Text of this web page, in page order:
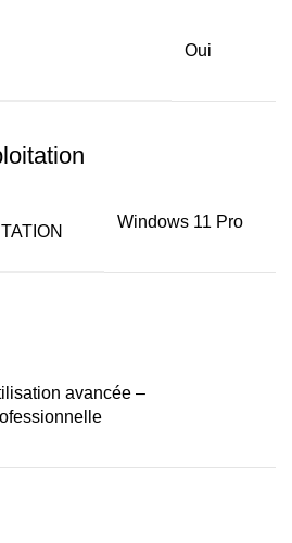
Oui
Windows 11 Pro
avancée –